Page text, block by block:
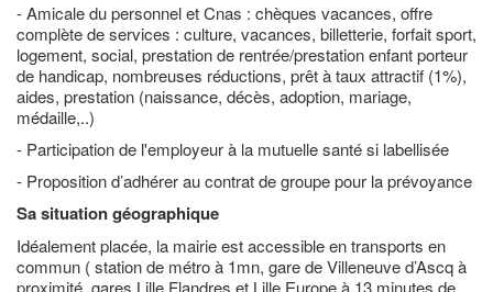
- Amicale du personnel et Cnas : chèques vacances, offre
complète de services : culture, vacances, billetterie, forfait sport,
logement, social, prestation de rentrée/prestation enfant porteur
de handicap, nombreuses réductions, prêt à taux attractif (1%),
aides, prestation (naissance, décès, adoption, mariage,
médaille,..)
- Participation de l'employeur à la mutuelle santé si labellisée
- Proposition d’adhérer au contrat de groupe pour la prévoyance
Sa situation géographique
Idéalement placée, la mairie est accessible en transports en
commun ( station de métro à 1mn, gare de Villeneuve d’Ascq à
proximité, gares Lille Flandres et Lille Europe à 13 minutes de